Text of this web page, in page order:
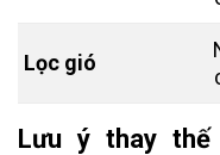
Lọc gió
Lưu ý thay